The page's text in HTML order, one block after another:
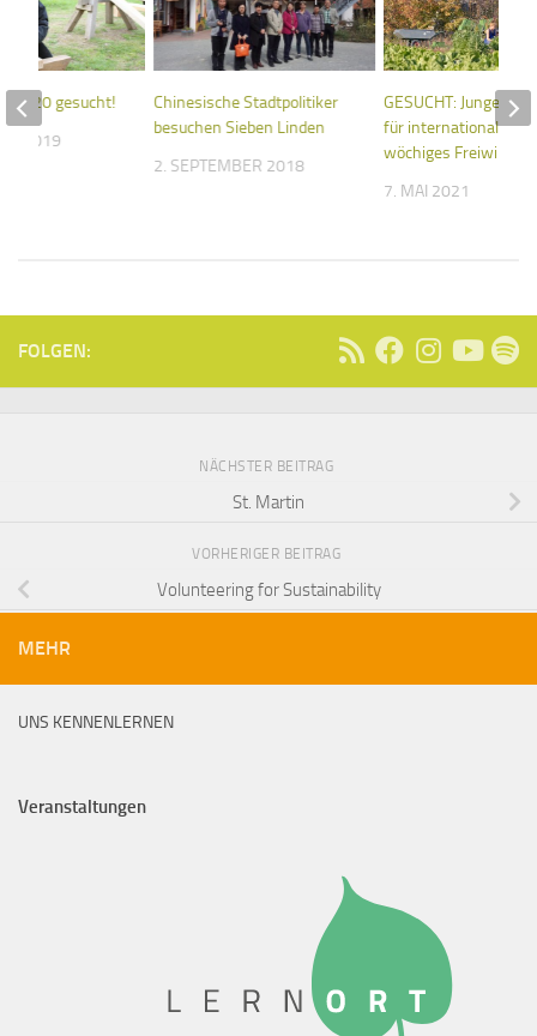
Chinesische Stadtpolitiker
besuchen Sieben Linden
2. SEPTEMBER 2018
GESUCHT: Junge
für internationales 6-
wöchiges
7. MAI 2021
20 gesucht!
2019
FOLGEN:
NÄCHSTER BEITRAG
St. Martin
VORHERIGER BEITRAG
Volunteering for Sustainability
MEHR
UNS KENNENLERNEN
Veranstaltungen